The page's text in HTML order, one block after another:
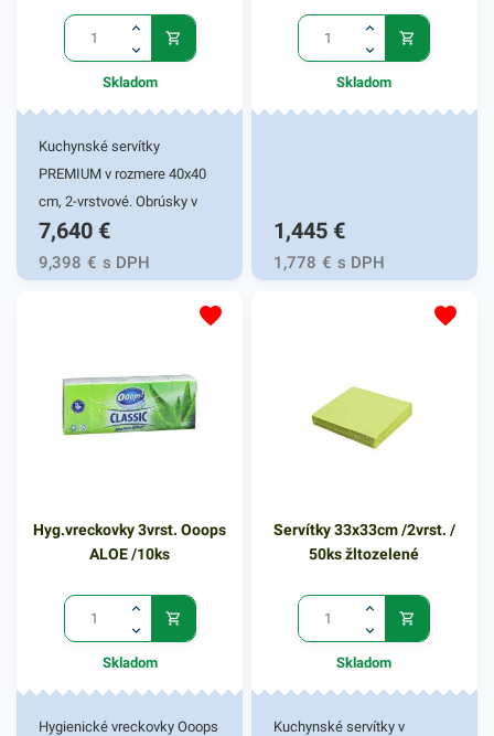
Skladom
Kuchynské servítky
PREMIUM v rozmere 40x40
cm, 2-vrstvové. Obrúsky v
žltej farbe v balení 50ks.
Používajú sa v reštauráciách,
v domácnostiach a pod.
dodá eleganciu pri
servírovaní jedál. Farba: biela
7,640 €
9,398 € s DPH
Skladom
1,445 €
1,778 € s DPH
Hyg.vreckovky 3vrst. Ooops
ALOE /10ks
Skladom
Hygienické vreckovky Ooops
Servítky 33x33cm /2vrst. /
50ks žltozelené
Skladom
Kuchynské servítky v